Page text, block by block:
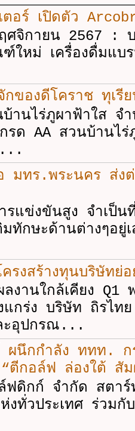
ตอร์ เปิดตัว
จิกายน 2567 : บ
ใหม่ เครื่องดื่มแบ
กของดีโคราช ทุเรี
บ้านไร่ภูผาฟ้าใส
รด AA สวนบ้านไ
...
มทร.พระนคร ส่งต่
รแข่งขันสูง จำเป็
ทักษะด้านต่างๆอยู่
รงสร้างทุนบริษัทย่
งานใกล้เคียง Q1
แกร่ง บริษัท ถิรไ
ะอุปกรณ...
ผนึกกำลัง ททท. ก
“ตีกอล์ฟ ล่องใต้ สั
ดิกก์ จำกัด สตาร์
ทั่วประเทศ ร่วมกั